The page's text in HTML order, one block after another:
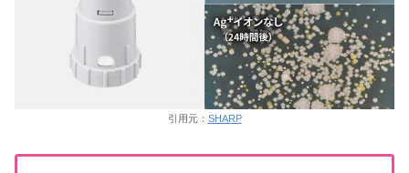
引用元： SHARP